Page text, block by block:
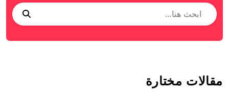
مقالات مختارة